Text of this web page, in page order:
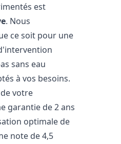
est
. Nous
ce soit pour une
sans eau
à vos besoins.
votre
garantie de 2 ans
optimale de
note de 4,5